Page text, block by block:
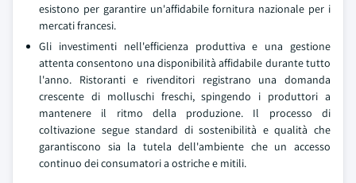
esistono per garantire un'affidabile fornitura nazionale per i
mercati francesi.
Gli investimenti nell'efficienza produttiva e una gestione
attenta consentono una disponibilità affidabile durante tutto
l'anno. Ristoranti e rivenditori registrano una domanda
crescente di molluschi freschi, spingendo i produttori a
mantenere il ritmo della produzione. Il processo di
coltivazione segue standard di sostenibilità e qualità che
garantiscono sia la tutela dell'ambiente che un accesso
continuo dei consumatori a ostriche e mitili.